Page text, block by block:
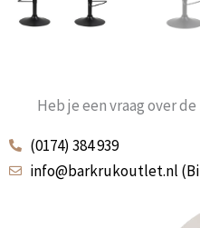
Heb je een vraag over
(0174) 384 939
info@barkrukoutlet.nl